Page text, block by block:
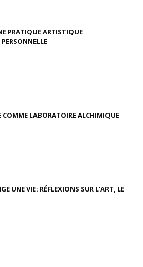
PRATIQUE ARTISTIQUE
COMME LABORATOIRE ALCHIMIQUE
UNE VIE: RÉFLEXIONS SUR L’ART, LE